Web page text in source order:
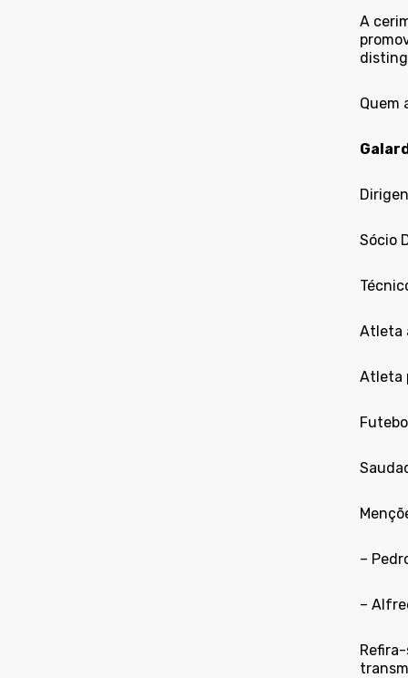
A
Quem
Sócio
Atleta
Atleta
–
–